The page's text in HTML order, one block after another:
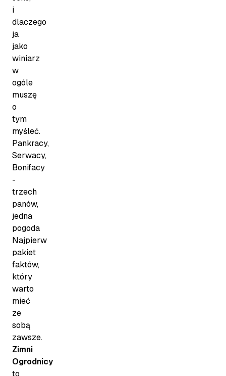
i
dlaczego
ja
jako
winiarz
w
ogóle
muszę
o
tym
myśleć.
Pankracy,
Serwacy,
Bonifacy
-
trzech
panów,
jedna
pogoda
Najpierw
pakiet
faktów,
który
warto
mieć
ze
sobą
zawsze.
Zimni
Ogrodnicy
to